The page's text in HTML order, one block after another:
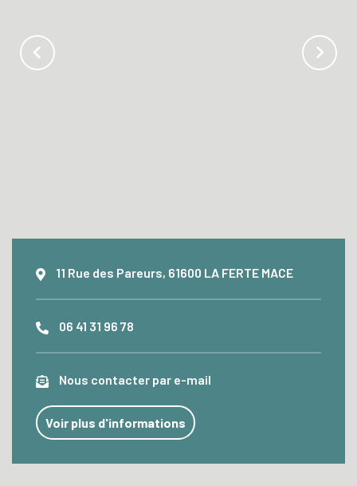
11 Rue des Pareurs, 61600 LA FERTE MACE
06 41 31 96 78
Nous contacter par e-mail
Voir plus d'informations